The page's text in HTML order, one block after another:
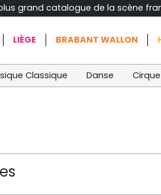
grand catalogue de la scène
LIÈGE BRABANT WALLON
Classique Danse Cirque